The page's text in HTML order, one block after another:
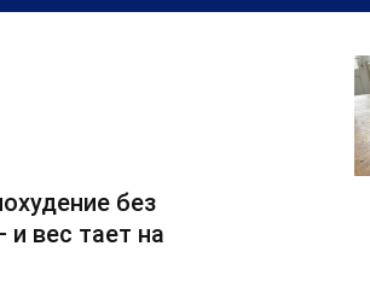
без
вес тает на